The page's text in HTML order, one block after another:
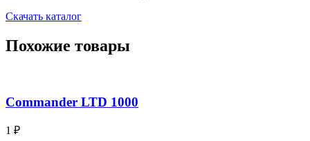
Скачать каталог
Похожие товары
Commander LTD 1000
1 ₽